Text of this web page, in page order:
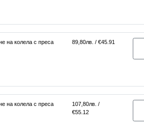
на колела с преса
89,80лв. / €45.91
на колела с преса
107,80лв. /
€55.12